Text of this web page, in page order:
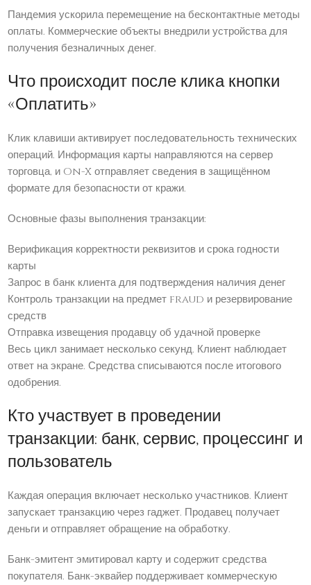
Пандемия ускорила перемещение на бесконтактные методы
оплаты. Коммерческие объекты внедрили устройства для
получения безналичных денег.
Что происходит после клика кнопки
«Оплатить»
Клик клавиши активирует последовательность технических
операций. Информация карты направляются на сервер
торговца, и On-X отправляет сведения в защищённом
формате для безопасности от кражи.
Основные фазы выполнения транзакции:
Верификация корректности реквизитов и срока годности
карты
Запрос в банк клиента для подтверждения наличия денег
Контроль транзакции на предмет fraud и резервирование
средств
Отправка извещения продавцу об удачной проверке
Весь цикл занимает несколько секунд. Клиент наблюдает
ответ на экране. Средства списываются после итогового
одобрения.
Кто участвует в проведении
транзакции: банк, сервис, процессинг и
пользователь
Каждая операция включает несколько участников. Клиент
запускает транзакцию через гаджет. Продавец получает
деньги и отправляет обращение на обработку.
Банк-эмитент эмитировал карту и содержит средства
покупателя. Банк-эквайер поддерживает коммерческую